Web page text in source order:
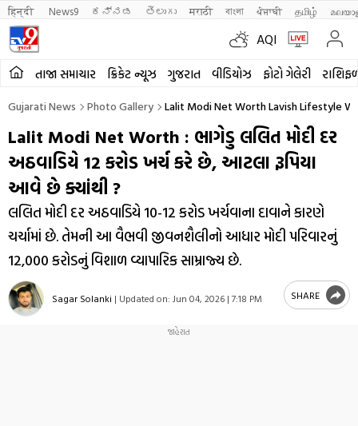
हिन्दी News9 ಕನ್ನಡ తెలుగు मराठी বাংলা ਪੰਜਾਬੀ தமிழ்
AQI
તાજા સમાચાર ક્રિકેટ ન્યૂઝ ગુજરાત વીડિયોઝ ફોટો ગેલેરી
Gujarati News Photo Gallery Lalit Modi Net Worth Lavish Lifestyle
Lalit Modi Net Worth : ભાગેડુ લલિત મોદી દર
અઠવાડિયે ₹12 કરોડ ખર્ચ કરે છે, આટલા રૂપિયા
આવે છે ક્યાંથી ?
લલિત મોદી દર અઠવાડિયે ₹10-12 કરોડ ખર્ચવાના દાવાને કારણે
ચર્ચામાં છે. તેમની આ વૈભવી જીવનશૈલીનો આધાર મોદી પરિવારનું
₹12,000 કરોડનું વિશાળ વ્યાપારિક સામ્રાજ્ય છે.
Sagar Solanki | Updated on: Jun 04, 2026 | 7:18 PM SHARE